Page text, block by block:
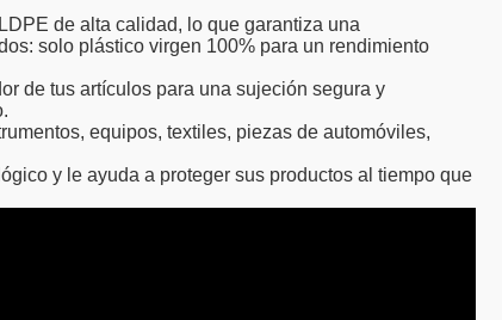
de alta calidad, lo que garantiza una
solo plástico virgen 100% para un rendimiento
de tus artículos para una sujeción segura y
equipos, textiles, piezas de automóviles,
y le ayuda a proteger sus productos al tiempo que